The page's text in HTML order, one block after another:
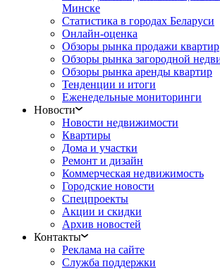
Минске
Статистика в городах Беларуси
Онлайн-оценка
Обзоры рынка продажи квартир
Обзоры рынка загородной
Обзоры рынка аренды квартир
Тенденции и итоги
Еженедельные мониторинги
Новости
Новости недвижимости
Квартиры
Дома и участки
Ремонт и дизайн
Коммерческая недвижимость
Городские новости
Спецпроекты
Акции и скидки
Архив новостей
Контакты
Реклама на сайте
Служба поддержки